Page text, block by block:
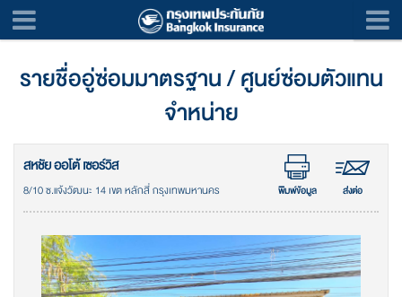
รายชื่ออู่ซ่อมมาตรฐาน / ศูนย์ซ่อมตัวแทน
จำหน่าย
สหชัย ออโต้ เซอร์วิส
8/10 ซ.แจ้งวัฒนะ 14 เขต หลักสี่ กรุงเทพมหานคร พิมพ์ข้อมูล ส่งต่อ